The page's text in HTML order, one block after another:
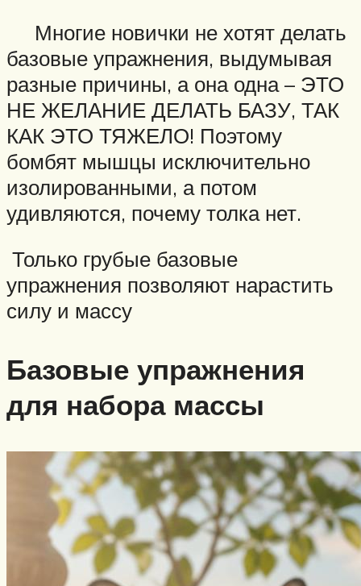
Многие новички не хотят делать
базовые упражнения, выдумывая
разные причины, а она одна – ЭТО
НЕ ЖЕЛАНИЕ ДЕЛАТЬ БАЗУ, ТАК
КАК ЭТО ТЯЖЕЛО! Поэтому
бомбят мышцы исключительно
изолированными, а потом
удивляются, почему толка нет.
Только грубые базовые
упражнения позволяют нарастить
силу и массу
Базовые упражнения
для набора массы